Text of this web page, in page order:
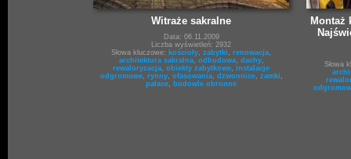
Witraże sakralne
Data: 06.11.2009
Liczba wyświetleń: 2932
Słowa kluczowe: kościoły zabytki renowacja
architektura sakralna, odbudowa, dachy,
rewaloryzacja obiekty zabytkowe instalacje
odgromowe, rynny, ofasowania, dzwonnice, zamki
pałace
budowle obronne
Montaż
Słowa